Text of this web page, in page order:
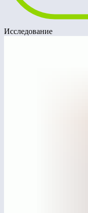
Исследование